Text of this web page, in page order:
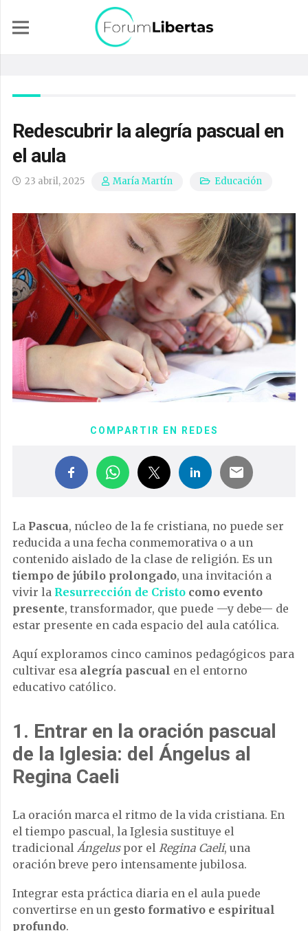
Redescubrir la alegría pascual en
el aula
23 abril, 2025 María Martín Educación
COMPARTIR EN REDES
La Pascua, núcleo de la fe cristiana, no puede ser
reducida a una fecha conmemorativa o a un
contenido aislado de la clase de religión. Es un
tiempo de júbilo prolongado, una invitación a
vivir la Resurrección de Cristo como evento
presente, transformador, que puede —y debe— de
estar presente en cada espacio del aula católica.
Aquí exploramos cinco caminos pedagógicos para
cultivar esa alegría pascual en el entorno
educativo católico.
1. Entrar en la oración pascual
de la Iglesia: del Ángelus al
Regina Caeli
La oración marca el ritmo de la vida cristiana. En
el tiempo pascual, la Iglesia sustituye el
tradicional Ángeluspor el Regina Caeli, una
oración breve pero intensamente jubilosa.
Integrar esta práctica diaria en el aula puede
convertirse en un gesto formativo e espiritual
profundo.